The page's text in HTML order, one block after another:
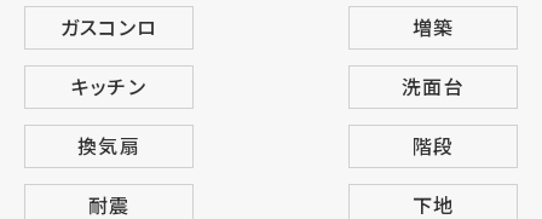
ガスコンロ 増築
キッチン 洗面台
換気扇 階段
耐震 下地